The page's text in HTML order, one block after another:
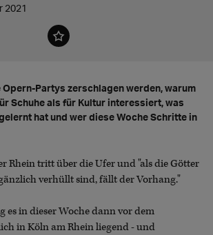
2021
Opern-Partys zerschlagen werden, warum
Schuhe als für Kultur interessiert, was
hat und wer diese Woche Schritte in
Rhein tritt über die Ufer und "als die Götter
verhüllt sind, fällt der Vorhang."
es in dieser Woche dann vor dem
in Köln am Rhein liegend - und